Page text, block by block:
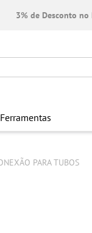
3% de Desconto no
Ferramentas
PARA TUBOS